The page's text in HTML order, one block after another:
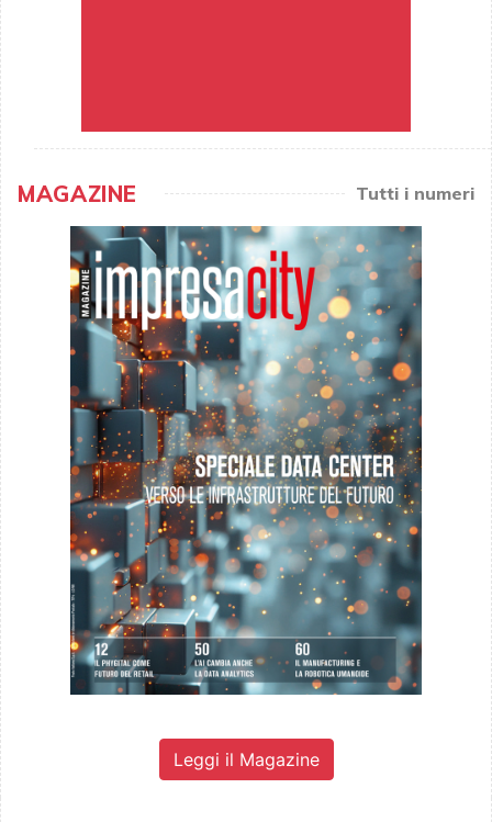
MAGAZINE Tutti i numeri
Leggi il Magazine